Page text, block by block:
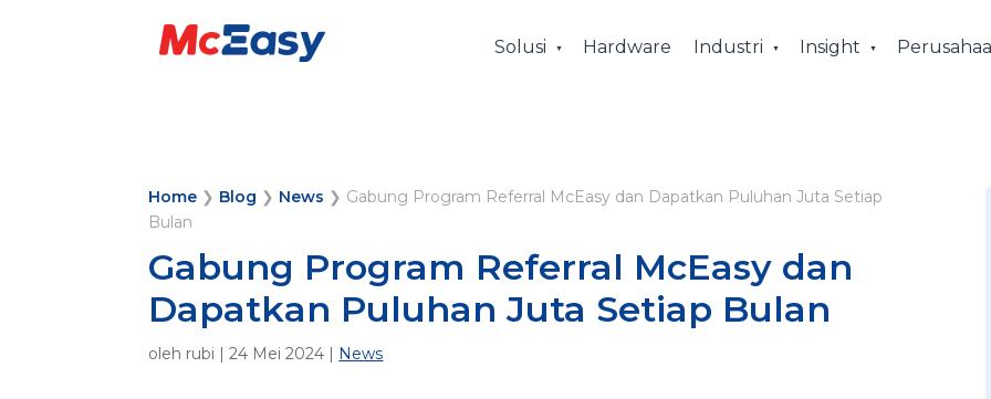
Solusi Hardware Industri Insight
Home ❯ Blog ❯ News ❯ Gabung Program Referral McEasy dan Dapatkan Puluhan Juta Setiap
Bulan
Gabung Program Referral McEasy dan
Dapatkan Puluhan Juta Setiap Bulan
oleh rubi |24 Mei 2024 | News